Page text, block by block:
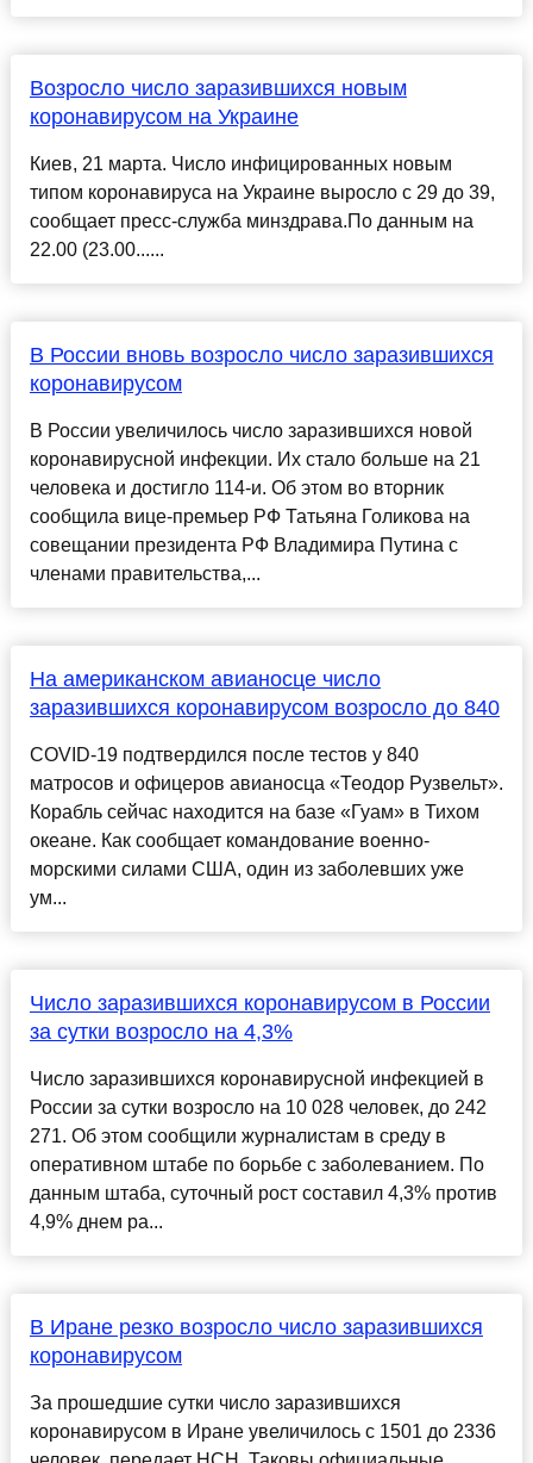
Возросло число заразившихся новым
коронавирусом на Украине
Киев, 21 марта. Число инфицированных новым
типом коронавируса на Украине выросло с 29 до 39,
сообщает пресс-служба минздрава.По данным на
22.00 (23.00......
В России вновь возросло число заразившихся
коронавирусом
В России увеличилось число заразившихся новой
коронавирусной инфекции. Их стало больше на 21
человека и достигло 114-и. Об этом во вторник
сообщила вице-премьер РФ Татьяна Голикова на
совещании президента РФ Владимира Путина с
членами правительства,...
На американском авианосце число
заразившихся коронавирусом возросло до 840
COVID-19 подтвердился после тестов у 840
матросов и офицеров авианосца «Теодор Рузвельт».
Корабль сейчас находится на базе «Гуам» в Тихом
океане. Как сообщает командование военно-
морскими силами США, один из заболевших уже
ум...
Число заразившихся коронавирусом в России
за сутки возросло на 4,3%
Число заразившихся коронавирусной инфекцией в
России за сутки возросло на 10 028 человек, до 242
271. Об этом сообщили журналистам в среду в
оперативном штабе по борьбе с заболеванием. По
данным штаба, суточный рост составил 4,3% против
4,9% днем ра...
В Иране резко возросло число заразившихся
коронавирусом
За прошедшие сутки число заразившихся
коронавирусом в Иране увеличилось с 1501 до 2336